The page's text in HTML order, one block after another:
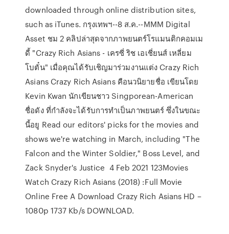
downloaded through online distribution sites,
such as iTunes. กรุงเทพฯ--8 ส.ค.--MMM Digital
Asset ชม 2 คลิปล่าสุดจากภาพยนตร์โรแมนติกคอมเม
ดี้ "Crazy Rich Asians - เครซี่ ริช เอเชี่ยนส์ เหลี่ยม
โบตั๋น" เมื่อคุณได้รับเชิญมาร่วมงานแต่ง Crazy Rich
Asians Crazy Rich Asians คือนวนิยายชื่อ เขียนโดย
Kevin Kwan นักเขียนชาว Singporean-American
ชื่อดัง ที่กำลังจะได้รับการทำเป็นภาพยนตร์ ซึ่งในขณะ
นี้อยู Read our editors' picks for the movies and
shows we're watching in March, including "The
Falcon and the Winter Soldier," Boss Level, and
Zack Snyder's Justice 4 Feb 2021 123Movies
Watch Crazy Rich Asians (2018) :Full Movie
Online Free A Download Crazy Rich Asians HD –
1080p 1737 Kb/s DOWNLOAD.